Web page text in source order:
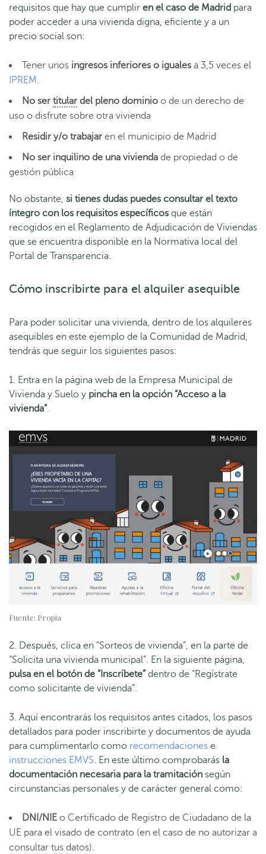
requisitos que hay que cumplir en el caso de Madrid para
poder acceder a una vivienda digna, eficiente y a un
precio social son:
Tener unos ingresos inferiores o iguales a 3,5 veces el
IPREM.
No ser titular del pleno dominio o de un derecho de
uso o disfrute sobre otra vivienda
Residir y/o trabajar en el municipio de Madrid
No ser inquilino de una vivienda de propiedad o de
gestión pública
No obstante, si tienes dudas puedes consultar el texto
íntegro con los requisitos específicos que están
recogidos en el Reglamento de Adjudicación de Viviendas
que se encuentra disponible en la Normativa local del
Portal de Transparencia.
Cómo inscribirte para el alquiler asequible
Para poder solicitar una vivienda, dentro de los alquileres
asequibles en este ejemplo de la Comunidad de Madrid,
tendrás que seguir los siguientes pasos:
1. Entra en la página web de la Empresa Municipal de
Vivienda y Suelo y pincha en la opción “Acceso a la
vivienda”.
Fuente: Propia
2. Después, clica en “Sorteos de vivienda”, en la parte de
“Solicita una vivienda municipal”. En la siguiente página,
pulsa en el botón de “Inscríbete” dentro de “Regístrate
como solicitante de vivienda”.
3. Aquí encontrarás los requisitos antes citados, los pasos
detallados para poder inscribirte y documentos de ayuda
para cumplimentarlo como recomendaciones e
instrucciones EMVS. En este último comprobarás la
documentación necesaria para la tramitación según
circunstancias personales y de carácter general como:
DNI/NIE o Certificado de Registro de Ciudadano de la
UE para el visado de contrato (en el caso de no autorizar a
consultar tus datos).